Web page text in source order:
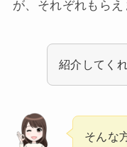
が、それぞれもらえ
紹介してく
そんな